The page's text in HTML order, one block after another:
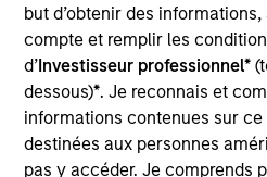
but d’obtenir des
compte et remplir les
d’Investisseur professionnel*
dessous)*. Je reconnais et
informations contenues sur ce
destinées aux personnes
pas y accéder. Je comprends
Core/Growth
Eaton
Core/